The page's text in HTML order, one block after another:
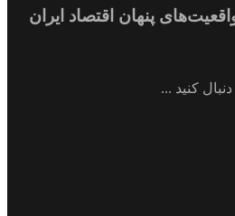
پنهان اقتصاد ایران
کنید ...